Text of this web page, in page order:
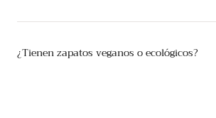
¿Tienen zapatos veganos o ecológicos?